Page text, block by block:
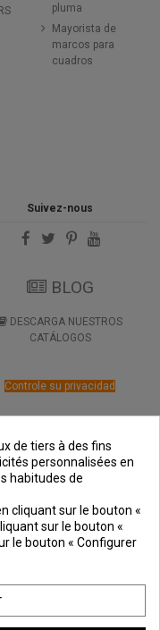
pluma
Mayorista de
marcos para
cuadros
Suivez-nous
BLOG
DESCARGA NUESTROS
CATÁLOGOS
Controle su privacidad
de tiers à des fins
personnalisées en
habitudes de
cliquant sur le bouton «
sur le bouton «
le bouton « Configurer